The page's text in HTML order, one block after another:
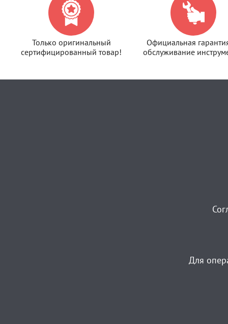
Только оригинальный
сертифицированный товар!
Официальная
обслуживание
Для